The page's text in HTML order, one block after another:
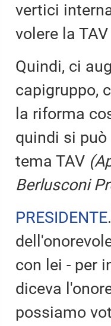
vertici
volere la
Quindi, ci
capigruppo,
la riforma
quindi si
tema TAV
Berlusconi
PRESIDENTE
con lei - per
diceva
possiamo